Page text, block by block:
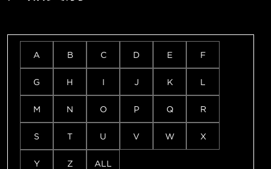
A B C D E F
G H I J K L
M N O P Q R
S T U V W X
Y Z ALL